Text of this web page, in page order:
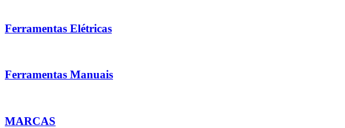
Ferramentas Elétricas
Ferramentas Manuais
MARCAS